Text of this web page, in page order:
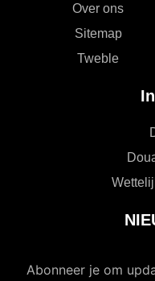
Over ons
Sitemap
Tweble
Abonneer je om